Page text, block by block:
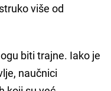
više od
biti trajne. Iako je
naučnici